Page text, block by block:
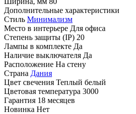
Дополнительные характеристики
Стиль Минимализм
Место в интерьере Для офиса
Степень защиты (IP) 20
Лампы в комплекте Да
Наличие выключателя Да
Расположение На стену
Страна Дания
Цвет свечения Теплый белый
Цветовая температура 3000
Гарантия 18 месяцев
Новинка Нет